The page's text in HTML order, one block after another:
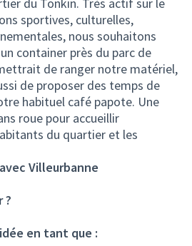
sportives, culturelles,
nous souhaitons
container près du parc de
de ranger notre matériel,
de proposer des temps de
habituel café papote. Une
roue pour accueillir
du quartier et les
Villeurbanne
?
en tant que :